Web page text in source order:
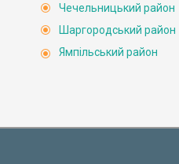
Чечельницький район
Шаргородський район
Ямпільський район